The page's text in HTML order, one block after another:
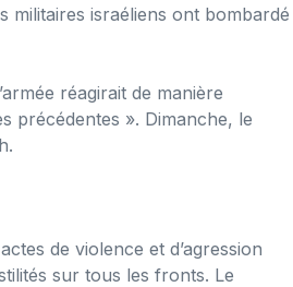
militaires israéliens ont bombardé
réagirait de manière
précédentes ». Dimanche, le
de violence et d’agression
sur tous les fronts. Le